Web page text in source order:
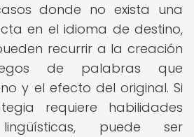
donde no exista una
en el idioma de destino,
recurrir a la creación
de palabras que
y el efecto del original. Si
requiere habilidades
puede ser